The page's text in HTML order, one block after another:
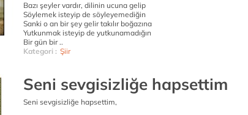
Bazı şeyler vardır, dilinin ucuna gelip
Söylemek isteyip de söyleyemediğin
Sanki o an bir şey gelir takılır boğazına
Yutkunmak isteyip de yutkunamadığın
Bir gün bir ..
Kategori : Şiir
Seni sevgisizliğe hapsettim
Seni sevgisizliğe hapsettim,